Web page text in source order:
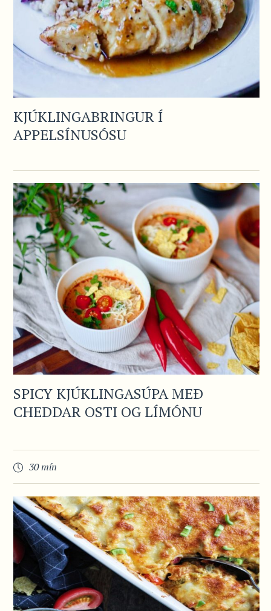
KJÚKLINGABRINGUR Í
APPELSÍNUSÓSU
SPICY KJÚKLINGASÚPA MEÐ
CHEDDAR OSTI OG LÍMÓNU
30 mín